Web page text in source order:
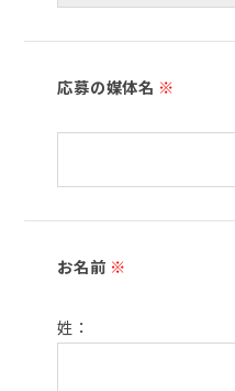
応募の媒体名 ※
お名前 ※
姓：